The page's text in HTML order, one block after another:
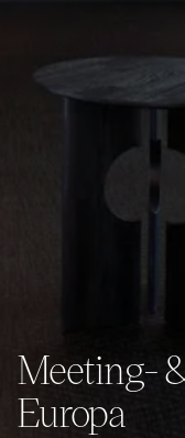
Meeting-
Europa